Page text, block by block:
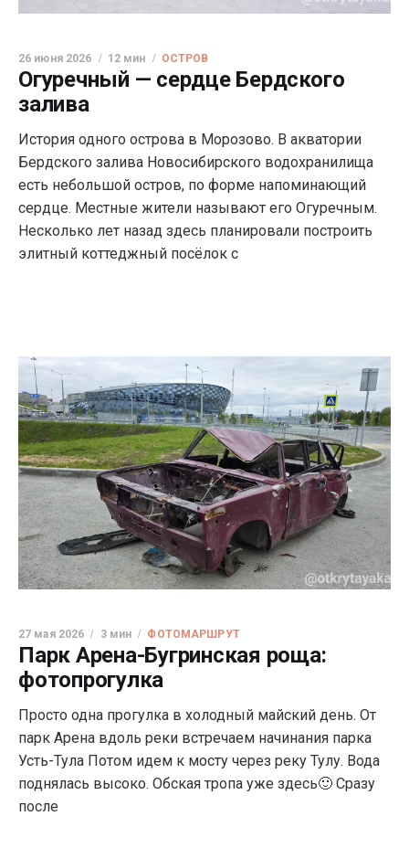
Огуречный — сердце Бердского
залива
26 июня 2026 12 мин ОСТРОВ
История одного острова в Морозово. В акватории
Бердского залива Новосибирского водохранилища
есть небольшой остров, по форме напоминающий
сердце. Местные жители называют его Огуречным.
Несколько лет назад здесь планировали построить
элитный коттеджный посёлок с
Парк Арена-Бугринская роща:
фотопрогулка
27 мая 2026 3 мин ФОТОМАРШРУТ
Просто одна прогулка в холодный майский день. От
парк Арена вдоль реки встречаем начинания парка
Усть-Тула Потом идем к мосту через реку Тулу. Вода
поднялась высоко. Обская тропа уже здесь🙂 Сразу
после